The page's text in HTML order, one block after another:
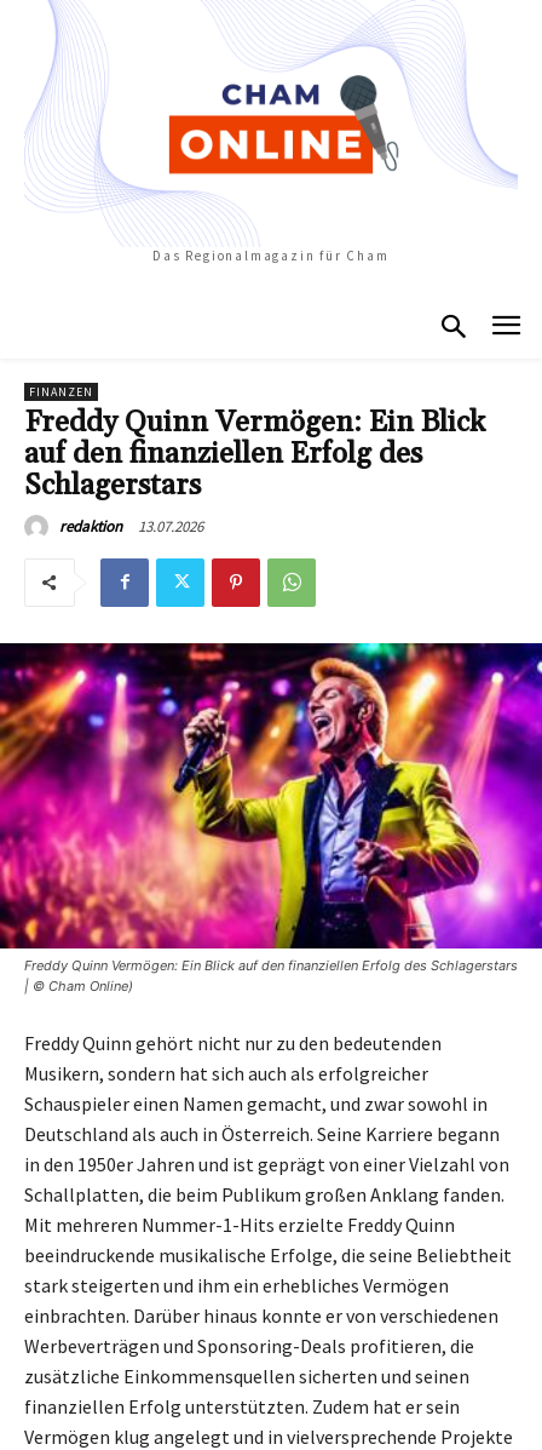
Das Regionalmagazin für Cham
FINANZEN
Freddy Quinn Vermögen: Ein Blick
auf den finanziellen Erfolg des
Schlagerstars
redaktion 13.07.2026
Freddy Quinn Vermögen: Ein Blick auf den finanziellen Erfolg des Schlagerstars
| © Cham Online)
Freddy Quinn gehört nicht nur zu den bedeutenden
Musikern, sondern hat sich auch als erfolgreicher
Schauspieler einen Namen gemacht, und zwar sowohl in
Deutschland als auch in Österreich. Seine Karriere begann
in den 1950er Jahren und ist geprägt von einer Vielzahl von
Schallplatten, die beim Publikum großen Anklang fanden.
Mit mehreren Nummer-1-Hits erzielte Freddy Quinn
beeindruckende musikalische Erfolge, die seine Beliebtheit
stark steigerten und ihm ein erhebliches Vermögen
einbrachten. Darüber hinaus konnte er von verschiedenen
Werbeverträgen und Sponsoring-Deals profitieren, die
zusätzliche Einkommensquellen sicherten und seinen
finanziellen Erfolg unterstützten. Zudem hat er sein
Vermögen klug angelegt und in vielversprechende Projekte